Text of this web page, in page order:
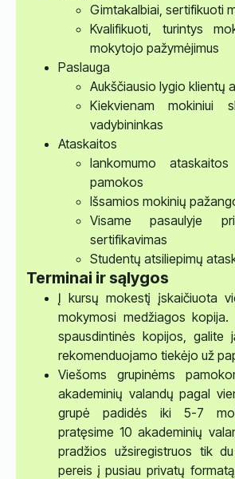
Gimtakalbiai, sertifikuoti
Kvalifikuoti, turintys
mokytojo pažymėjimus
Paslauga
Aukščiausio lygio klientų
Kiekvienam mokiniui
vadybininkas
Ataskaitos
lankomumo
pamokos
Išsamios mokinių
Visame pasaulyje
sertifikavimas
Studentų atsiliepimų
Terminai ir sąlygos
Į kursų mokestį įskaičiuota
mokymosi medžiagos kopija.
spausdintinės kopijos, galite
rekomenduojamo tiekėjo už
Viešoms grupinėms
akademinių valandų pagal
grupė padidės iki 5-7
pratęsime 10 akademinių
pradžios užsiregistruos tik
pereis į pusiau privatų